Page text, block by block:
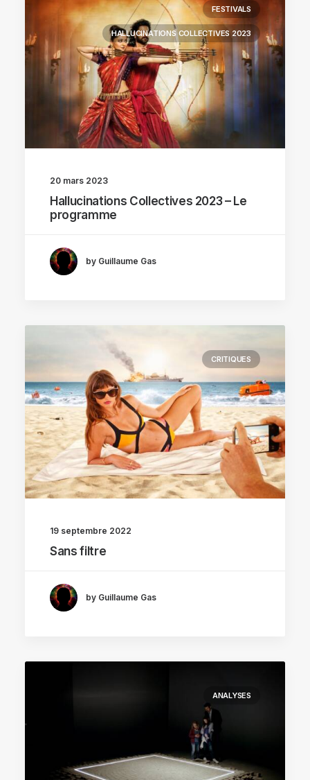
FESTIVALS
HALLUCINATIONS COLLECTIVES 2023
20 mars 2023
Hallucinations Collectives 2023 – Le
programme
by Guillaume Gas
CRITIQUES
19 septembre 2022
Sans filtre
by Guillaume Gas
ANALYSES